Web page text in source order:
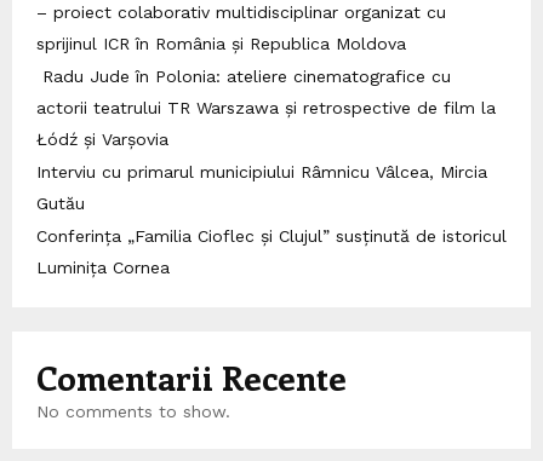
– proiect colaborativ multidisciplinar organizat cu
sprijinul ICR în România și Republica Moldova
Radu Jude în Polonia: ateliere cinematografice cu
actorii teatrului TR Warszawa și retrospective de film la
Łódź și Varșovia
Interviu cu primarul municipiului Râmnicu Vâlcea, Mircia
Gutău
Conferința „Familia Cioflec și Clujul” susținută de istoricul
Luminița Cornea
Comentarii Recente
No comments to show.